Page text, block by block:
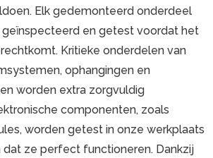
Elk gedemonteerd onderdeel
en getest voordat het
Kritieke onderdelen van
ophangingen en
worden extra zorgvuldig
componenten, zoals
worden getest in onze werkplaats
ze perfect functioneren. Dankzij